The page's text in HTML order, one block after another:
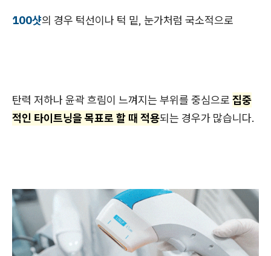
100샷의 경우 턱선이나 턱 밑, 눈가처럼 국소적으로
탄력 저하나 윤곽 흐림이 느껴지는 부위를 중심으로 집중
적인 타이트닝을 목표로 할 때 적용되는 경우가 많습니다.